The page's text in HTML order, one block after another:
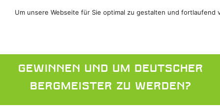
gewinnen und um deutscher
Bergmeister zu werden?
Um unsere Webseite für Sie optimal zu gestalten und